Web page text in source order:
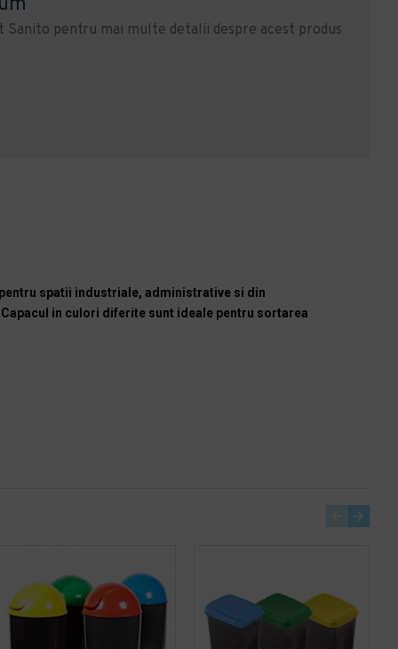
Sanito pentru mai multe detalii despre acest produs
spatii industriale, administrative si din
in culori diferite sunt ideale pentru sortarea